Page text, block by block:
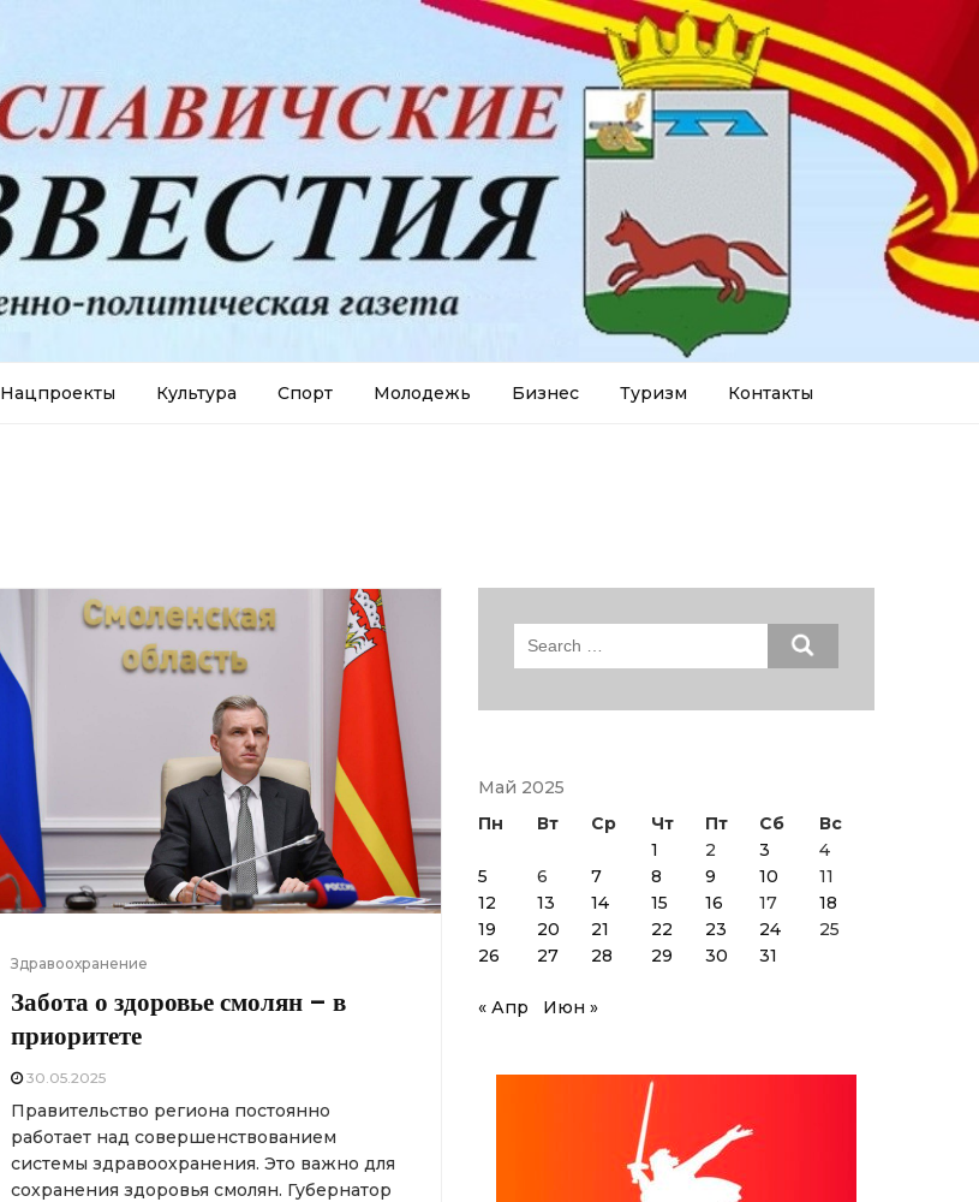
Нацпроекты Культура Спорт Молодежь Бизнес Туризм Контакты
Здравоохранение
Забота о здоровье смолян – в
приоритете
30.05.2025
Правительство региона постоянно
работает над совершенствованием
системы здравоохранения. Это важно для
сохранения здоровья смолян. Губернатор
Search
Май 2025
Пн
Вт Ср Чт Пт Сб
Вс
1
2 3
4
5
6 7 8 9 10
11
12
13 14 15 16 17
18
19
20 21 22 23 24
25
26
27 28 29 30 31
« Апр Июн »